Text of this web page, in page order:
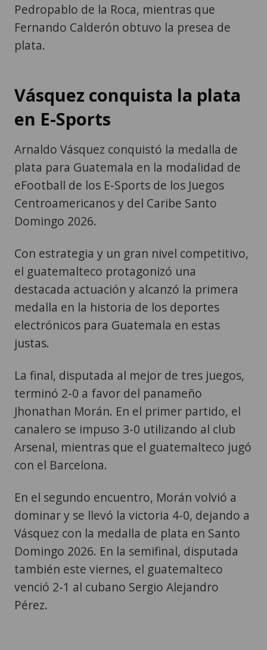
Pedropablo de la Roca, mientras que
Fernando Calderón obtuvo la presea de
plata.
Vásquez conquista la plata
en E-Sports
Arnaldo Vásquez conquistó la medalla de
plata para Guatemala en la modalidad de
eFootball de los E-Sports de los Juegos
Centroamericanos y del Caribe Santo
Domingo 2026.
Con estrategia y un gran nivel competitivo,
el guatemalteco protagonizó una
destacada actuación y alcanzó la primera
medalla en la historia de los deportes
electrónicos para Guatemala en estas
justas.
La final, disputada al mejor de tres juegos,
terminó 2-0 a favor del panameño
Jhonathan Morán. En el primer partido, el
canalero se impuso 3-0 utilizando al club
Arsenal, mientras que el guatemalteco jugó
con el Barcelona.
En el segundo encuentro, Morán volvió a
dominar y se llevó la victoria 4-0, dejando a
Vásquez con la medalla de plata en Santo
Domingo 2026. En la semifinal, disputada
también este viernes, el guatemalteco
venció 2-1 al cubano Sergio Alejandro
Pérez.